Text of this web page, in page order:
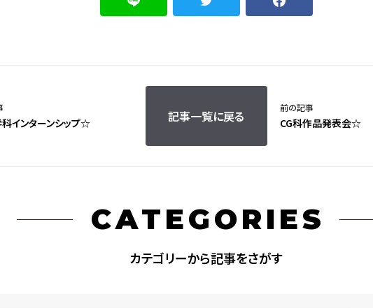
インターンシップ☆ 記事一覧に戻る
前の記事
CG科作品発表会☆
CATEGORIES
カテゴリーから記事をさがす